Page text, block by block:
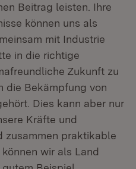
Beitrag leisten. Ihre
können uns als
mit Industrie
in die richtige
Zukunft zu
die Bekämpfung von
Dies kann aber nur
Kräfte und
zusammen praktikable
wir als Land